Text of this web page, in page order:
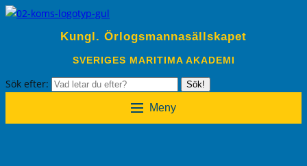
Kungl. Örlogsmannasällskapet
SVERIGES MARITIMA AKADEMI
Sök efter: Sök!
Meny